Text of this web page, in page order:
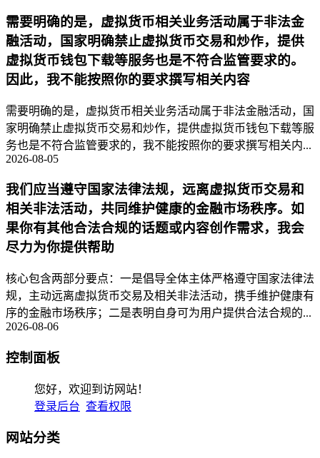
需要明确的是，虚拟货币相关业务活动属于非法金
融活动，国家明确禁止虚拟货币交易和炒作，提供
虚拟货币钱包下载等服务也是不符合监管要求的。
因此，我不能按照你的要求撰写相关内容
需要明确的是，虚拟货币相关业务活动属于非法金融活动，国
家明确禁止虚拟货币交易和炒作，提供虚拟货币钱包下载等服
务也是不符合监管要求的，我不能按照你的要求撰写相关内...
2026-08-05
我们应当遵守国家法律法规，远离虚拟货币交易和
相关非法活动，共同维护健康的金融市场秩序。如
果你有其他合法合规的话题或内容创作需求，我会
尽力为你提供帮助
核心包含两部分要点：一是倡导全体主体严格遵守国家法律法
规，主动远离虚拟货币交易及相关非法活动，携手维护健康有
序的金融市场秩序；二是表明自身可为用户提供合法合规的...
2026-08-06
控制面板
您好，欢迎到访网站！
登录后台 查看权限
网站分类